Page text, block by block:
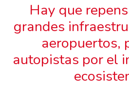
Hay que
grandes
aeropuertos,
autopistas por el